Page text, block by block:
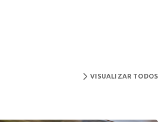
VISUALIZAR TODOS